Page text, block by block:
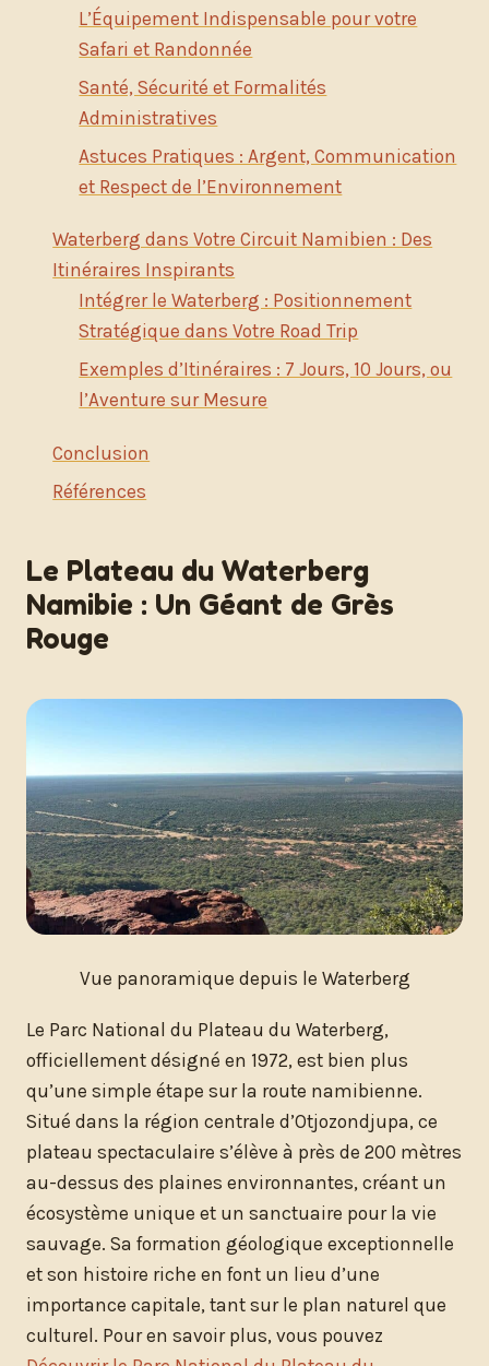
L’Équipement Indispensable pour votre
Safari et Randonnée
Santé, Sécurité et Formalités
Administratives
Astuces Pratiques : Argent, Communication
et Respect de l’Environnement
Waterberg dans Votre Circuit Namibien : Des
Itinéraires Inspirants
Intégrer le Waterberg : Positionnement
Stratégique dans Votre Road Trip
Exemples d’Itinéraires : 7 Jours, 10 Jours, ou
l’Aventure sur Mesure
Conclusion
Références
Le Plateau du Waterberg
Namibie : Un Géant de Grès
Rouge
Vue panoramique depuis le Waterberg
Le Parc National du Plateau du Waterberg,
officiellement désigné en 1972, est bien plus
qu’une simple étape sur la route namibienne.
Situé dans la région centrale d’Otjozondjupa, ce
plateau spectaculaire s’élève à près de 200 mètres
au-dessus des plaines environnantes, créant un
écosystème unique et un sanctuaire pour la vie
sauvage. Sa formation géologique exceptionnelle
et son histoire riche en font un lieu d’une
importance capitale, tant sur le plan naturel que
culturel. Pour en savoir plus, vous pouvez